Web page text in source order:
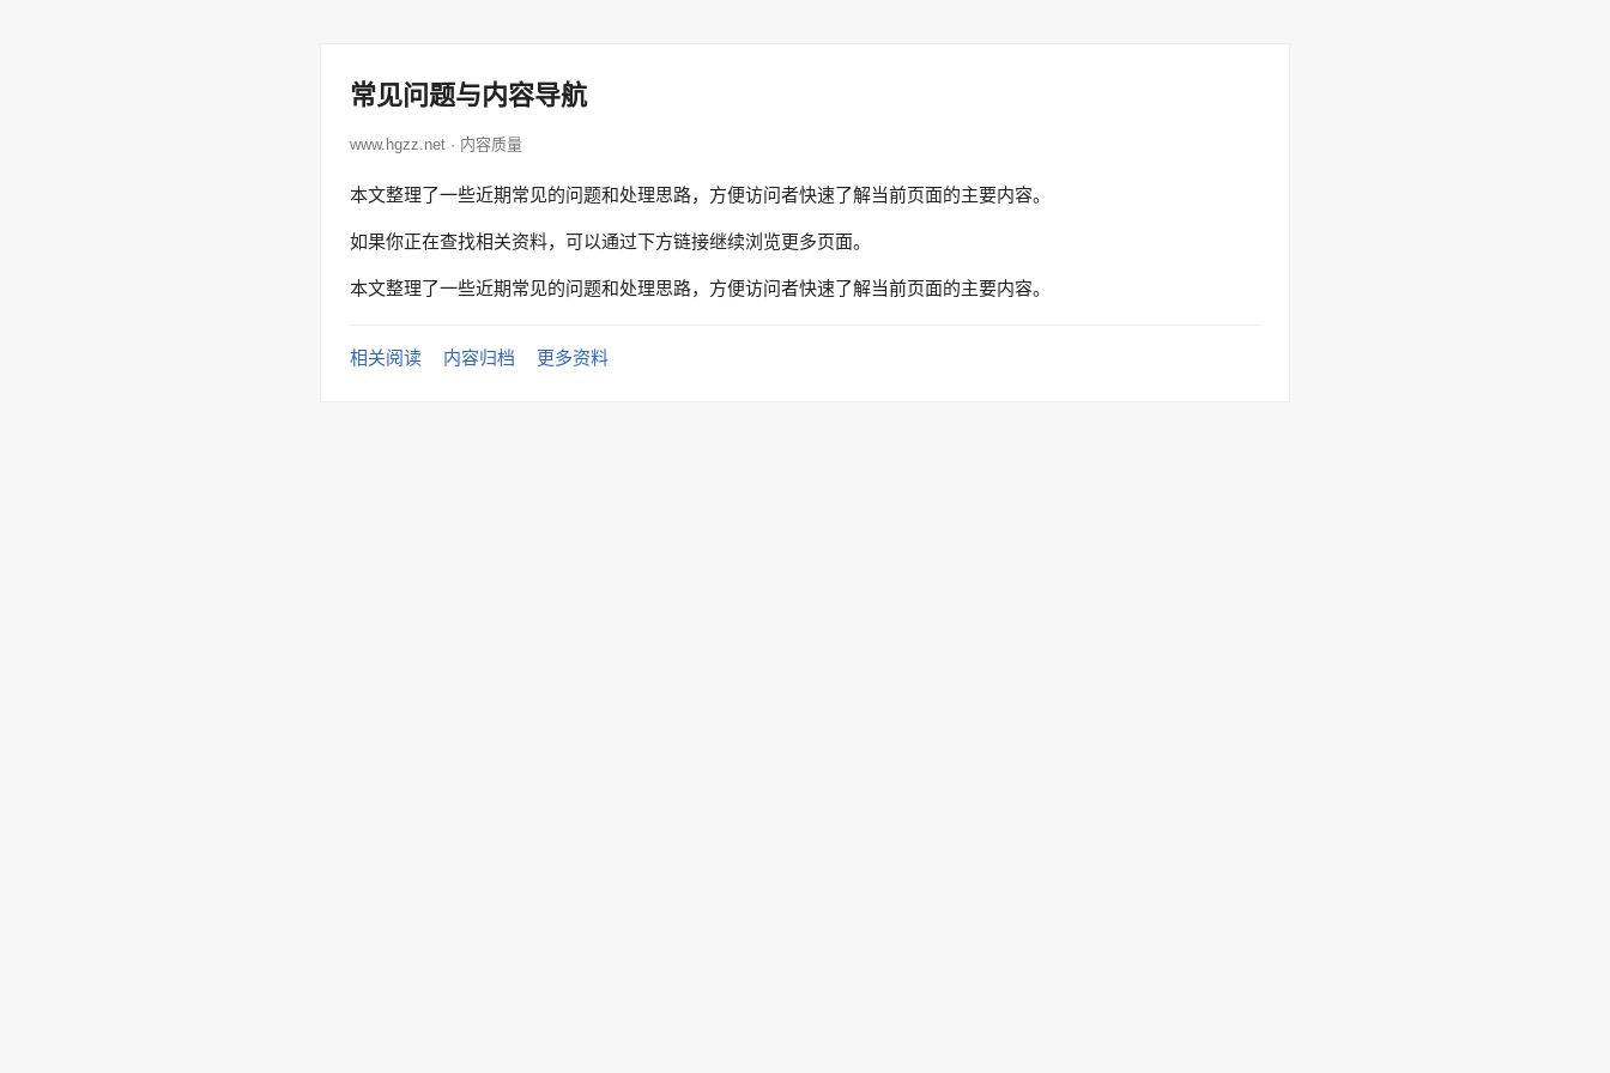
常见问题与内容导航
www.hgzz.net · 内容质量
本文整理了一些近期常见的问题和处理思路，方便访问者快速了解当前页面的主要内容。
如果你正在查找相关资料，可以通过下方链接继续浏览更多页面。
本文整理了一些近期常见的问题和处理思路，方便访问者快速了解当前页面的主要内容。
相关阅读 内容归档 更多资料